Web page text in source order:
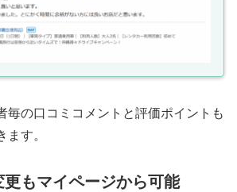
毎の口コミコメントと評価ポイントも
ます。
更もマイページから可能